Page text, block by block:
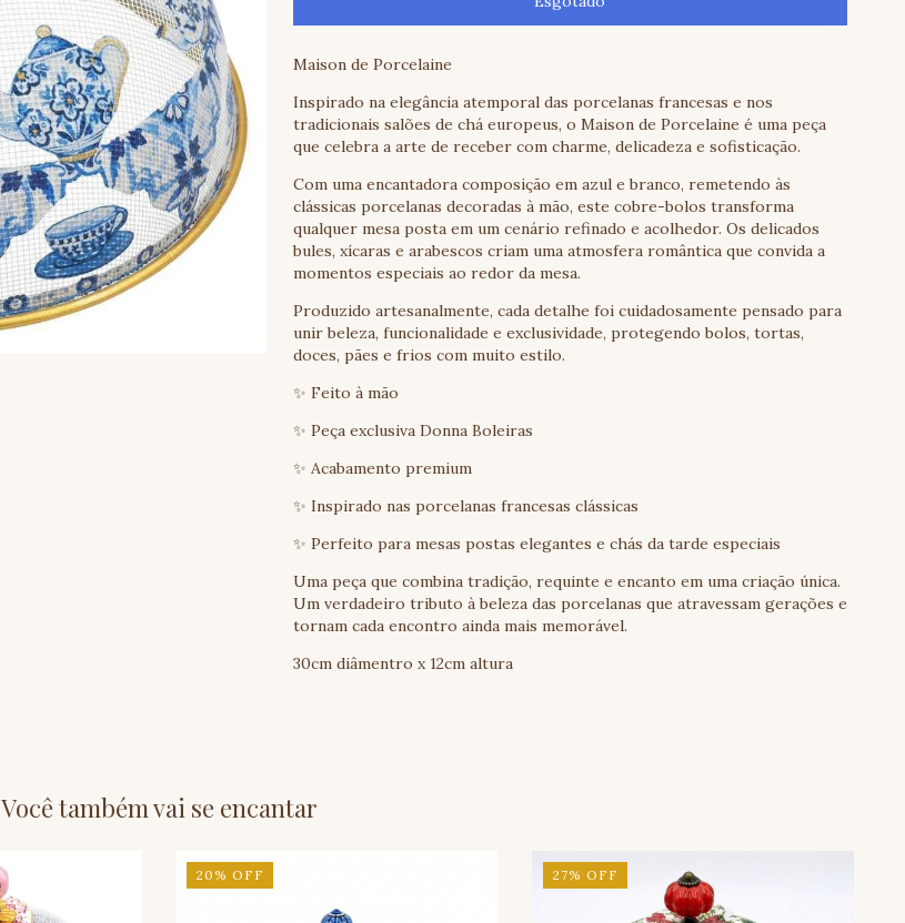
Maison de Porcelaine
Inspirado na elegância atemporal das porcelanas francesas e nos
tradicionais salões de chá europeus, o Maison de Porcelaine é uma peça
que celebra a arte de receber com charme, delicadeza e sofisticação.
Com uma encantadora composição em azul e branco, remetendo às
clássicas porcelanas decoradas à mão, este cobre-bolos transforma
qualquer mesa posta em um cenário refinado e acolhedor. Os delicados
bules, xícaras e arabescos criam uma atmosfera romântica que convida a
momentos especiais ao redor da mesa.
Produzido artesanalmente, cada detalhe foi cuidadosamente pensado para
unir beleza, funcionalidade e exclusividade, protegendo bolos, tortas,
doces, pães e frios com muito estilo.
✨ Feito à mão
✨ Peça exclusiva Donna Boleiras
✨ Acabamento premium
✨ Inspirado nas porcelanas francesas clássicas
✨ Perfeito para mesas postas elegantes e chás da tarde especiais
Uma peça que combina tradição, requinte e encanto em uma criação única.
Um verdadeiro tributo à beleza das porcelanas que atravessam gerações e
tornam cada encontro ainda mais memorável.
30cm diâmentro x 12cm altura
Você também vai se encantar
20 % OFF 27% OFF